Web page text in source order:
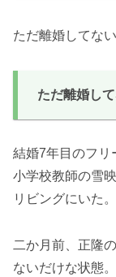
ただ離婚してな
ただ離婚し
結婚7年目のフリ
小学校教師の雪
リビングにいた
二か月前、正隆
ないだけな状態